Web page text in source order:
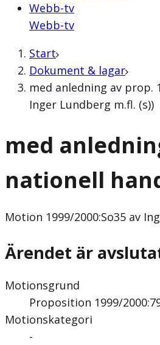
Webb-tv
Webb-tv
Start
Dokument & lagar
med anledning av prop.
Inger Lundberg m.fl. (s))
med
nationell
Motion 1999/2000:So35 av
Ärendet är
Motionsgrund
Proposition 1999/
Motionskategori
-